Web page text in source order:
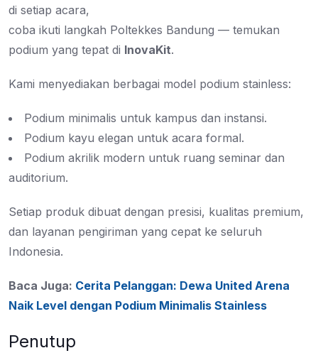
di setiap acara,
coba ikuti langkah Poltekkes Bandung — temukan
podium yang tepat di InovaKit.
Kami menyediakan berbagai model podium stainless:
Podium minimalis untuk kampus dan instansi.
Podium kayu elegan untuk acara formal.
Podium akrilik modern untuk ruang seminar dan
auditorium.
Setiap produk dibuat dengan presisi, kualitas premium,
dan layanan pengiriman yang cepat ke seluruh
Indonesia.
Baca Juga: Cerita Pelanggan: Dewa United Arena
Naik Level dengan Podium Minimalis Stainless
Penutup